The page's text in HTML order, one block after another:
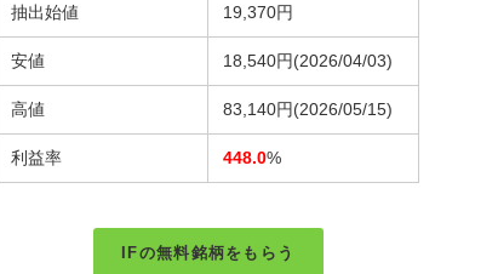
抽出始値 19,370円
安値 18,540円 (2026/04/03)
高値 83,140円 (2026/05/15)
利益率 448.0%
IFの無料銘柄をもらう